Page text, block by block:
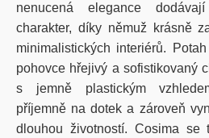
nenucená elegance
charakter, díky němuž krásně
minimalistických interiérů.
pohovce hřejivý a sofistikovaný
s jemně plastickým
příjemně na dotek a zároveň
dlouhou životností. Cosima se